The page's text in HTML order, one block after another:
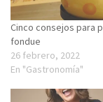
Cinco consejos para
fondue
26 febrero, 2022
En "Gastronomía"